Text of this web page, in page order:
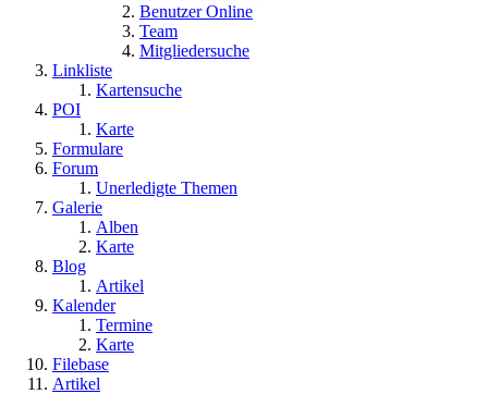
Benutzer Online
Team
Mitgliedersuche
Linkliste
Kartensuche
POI
Karte
Formulare
Forum
Unerledigte Themen
Galerie
Alben
Karte
Blog
Artikel
Kalender
Termine
Karte
Filebase
Artikel